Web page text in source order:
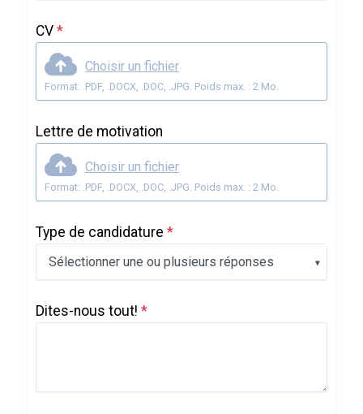
CV *
Choisir un fichier
Format: .PDF, .DOCX, .DOC, .JPG. Poids max. : 2 Mo.
Lettre de motivation
Choisir un fichier
Format: .PDF, .DOCX, .DOC, .JPG. Poids max. : 2 Mo.
Type de candidature *
Sélectionner une ou plusieurs réponses
Dites-nous tout! *